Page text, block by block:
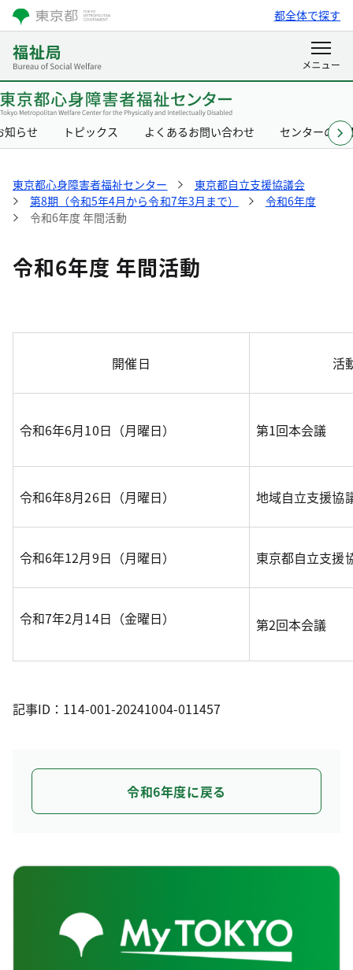
都全体で探す
知らせ トピックス よくあるお問い合わせ センターの概
東京都心身障害者福祉センター
東京都自立支援協議会
第8期（令和5年4月から令和7年3月まで）
令和6年度
令和6年度 年間活動
令和6年度 年間活動
開催日 活
令和6年6月10日（月曜日） 第1回本会議
令和6年8月26日（月曜日） 地域自立支援協
令和6年12月9日（月曜日） 東京都自立支援
令和7年2月14日（金曜日） 第2回本会議
記事ID：114-001-20241004-011457
令和6年度に戻る